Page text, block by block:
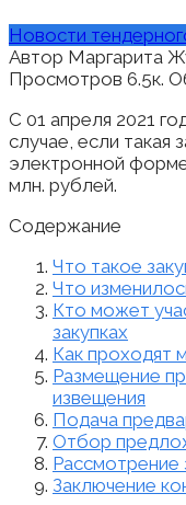
Новости
Автор Маргарита
Просмотров 6.5к.
С 01 апреля 2021
случае, если такая
электронной
млн. рублей.
Содержание
Что такое
Что
Кто может
закупках
Как проходят
Размещение
извещения
Подача
Отбор
Рассмотрение
Заключение